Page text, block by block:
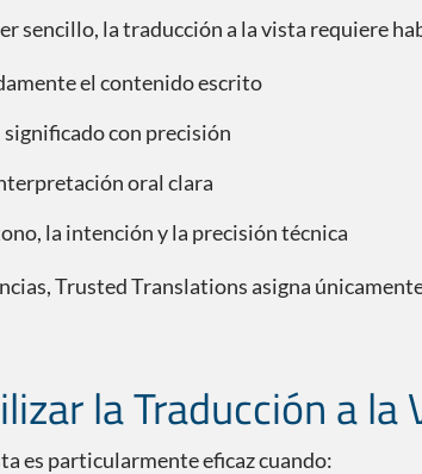
sencillo, la traducción a la vista requiere
el contenido escrito
con precisión
oral clara
la intención y la precisión técnica
Trusted Translations asigna
la Traducción a la
es particularmente eficaz cuando: